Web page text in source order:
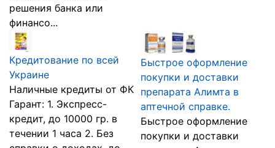
решения банка или
финансо...
Кредитование по всей
Украине
Наличные кредиты от ФК
Гарант: 1. Экспресс-
кредит, до 10000 гр. в
течении 1 часа 2. Без
Быстрое оформление
покупки и доставки
препарата Алимта в
аптечной справке.
Быстрое оформление
покупки и доставки